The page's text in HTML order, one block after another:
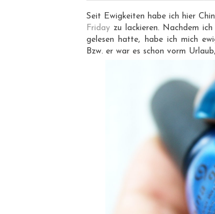
Seit Ewigkeiten habe ich hier
Friday zu lackieren. Nachdem
gelesen hatte, habe ich mich
Bzw. er war es schon vorm